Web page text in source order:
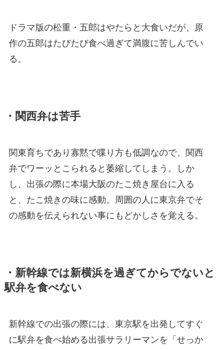
ドラマ版の松重・五郎はやたらと大食いだが、原
作の五郎はたびたび食べ過ぎて満腹に苦しんでい
る。
・関西弁は苦手
関東育ちであり寡黙で喋り方も低調なので、関西
弁でワーッとこられると萎縮してしまう。しか
し、出張の際に本場大阪のたこ焼き屋台に入る
と、たこ焼きの味に感動。周囲の人に東京弁でそ
の感動を伝えられない事にもどかしさを覚える。
・新幹線では新横浜を過ぎてからでないと
駅弁を食べない
新幹線での出張の際には、東京駅を出発してすぐ
に駅弁を食べ始める出張サラリーマンを「せっか